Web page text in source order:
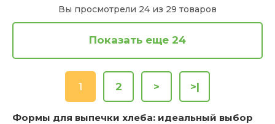
Вы просмотрели 24 из 29 товаров
Показать еще 24
1 2 > >|
Формы для выпечки хлеба: идеальный выбор